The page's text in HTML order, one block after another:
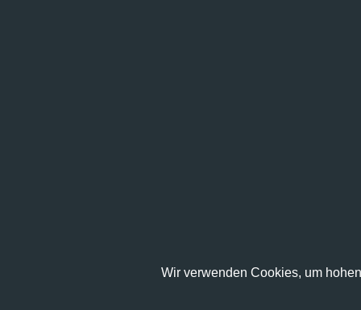
Wir verwenden Cookies, um